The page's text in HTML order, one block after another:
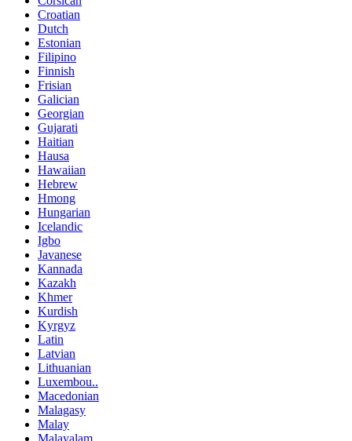
Croatian
Dutch
Estonian
Filipino
Finnish
Frisian
Galician
Georgian
Gujarati
Haitian
Hausa
Hawaiian
Hebrew
Hmong
Hungarian
Icelandic
Igbo
Javanese
Kannada
Kazakh
Khmer
Kurdish
Kyrgyz
Latin
Latvian
Lithuanian
Luxembou..
Macedonian
Malagasy
Malay